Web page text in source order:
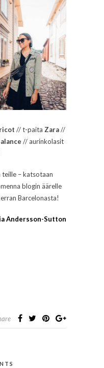
// t-paita Zara//
// aurinkolasit
– katsotaan
blogin äärelle
Barcelonasta!
Andersson-Sutton